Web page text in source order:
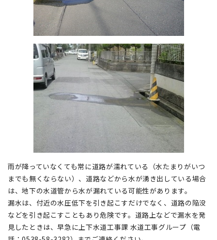
雨が降っていなくても常に道路が濡れている（水たまりがいつ
までも無くならない）、道路などから水が湧き出している場合
は、地下の水道管から水が漏れている可能性があります。
漏水は、付近の水圧低下を引き起こすだけでなく、道路の陥没
などを引き起こすこともあり危険です。道路上などで漏水を発
見したときは、早急に上下水道工事課 水道工事グループ（電